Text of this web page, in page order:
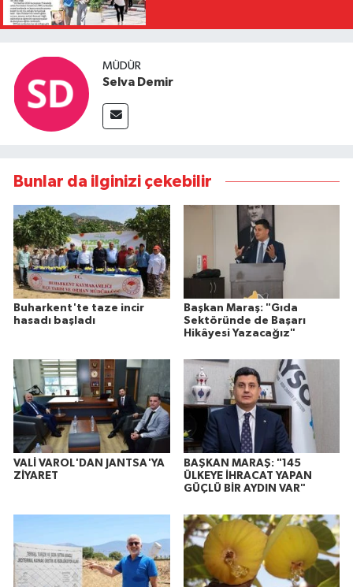
MÜDÜR
Selva Demir
Bunlar da ilginizi çekebilir
Buharkent'te taze incir
hasadı başladı
Başkan Maraş: "Gıda
Sektöründe de Başarı
Hikâyesi Yazacağız"
VALİ VAROL'DAN JANTSA'YA
ZİYARET
BAŞKAN MARAŞ: "145
ÜLKEYE İHRACAT YAPAN
GÜÇLÜ BİR AYDIN VAR"